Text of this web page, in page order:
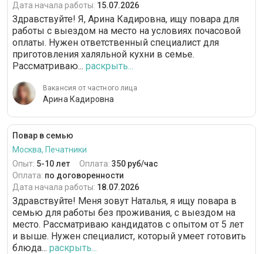
Дата начала работы: 15.07.2026
Здравствуйте! Я, Арина Кадировна, ищу повара для
работы с выездом на место на условиях почасовой
оплаты. Нужен ответственный специалист для
приготовления халяльной кухни в семье.
Рассматриваю... раскрыть...
Вакансия от частного лица
Арина Кадировна
Повар в семью
Москва, Печатники
Опыт: 5-10 лет Оплата: 350 руб/час
Оплата: по договоренности
Дата начала работы: 18.07.2026
Здравствуйте! Меня зовут Наталья, я ищу повара в
семью для работы без проживания, с выездом на
место. Рассматриваю кандидатов с опытом от 5 лет
и выше. Нужен специалист, который умеет готовить
блюда... раскрыть...